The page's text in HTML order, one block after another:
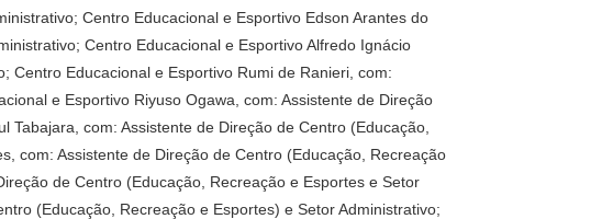
Centro Educacional e Esportivo Edson Arantes do
Centro Educacional e Esportivo Alfredo Ignácio
Centro Educacional e Esportivo Rumi de Ranieri, com:
e Esportivo Riyuso Ogawa, com: Assistente de Direção
com: Assistente de Direção de Centro (Educação,
com: Assistente de Direção de Centro (Educação, Recreação
de Centro (Educação, Recreação e Esportes e Setor
(Educação, Recreação e Esportes) e Setor Administrativo;